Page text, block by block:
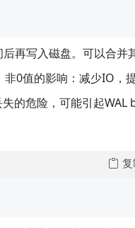
再写入磁盘。可以合并
0值的影响：减少IO，
的危险，可能引起WAL
复